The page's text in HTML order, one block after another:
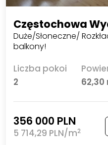
Częstochowa
Duże/Słoneczne/
balkony!
Liczba pokoi
2
62,30
356 000 PLN
5 714,29 PLN/m2